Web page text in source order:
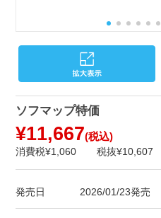
ソフマップ特価
¥11,667(税込)
消費税¥1,060 税抜¥10,607
発売日 2026/01/23発売